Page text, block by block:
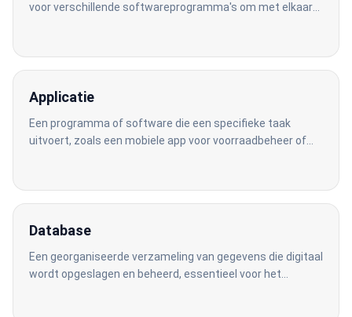
voor verschillende softwareprogramma's om met elkaar
Applicatie
Een programma of software die een specifieke taak
uitvoert, zoals een mobiele app voor voorraadbeheer of
Database
Een georganiseerde verzameling van gegevens die digitaal
wordt opgeslagen en beheerd, essentieel voor het